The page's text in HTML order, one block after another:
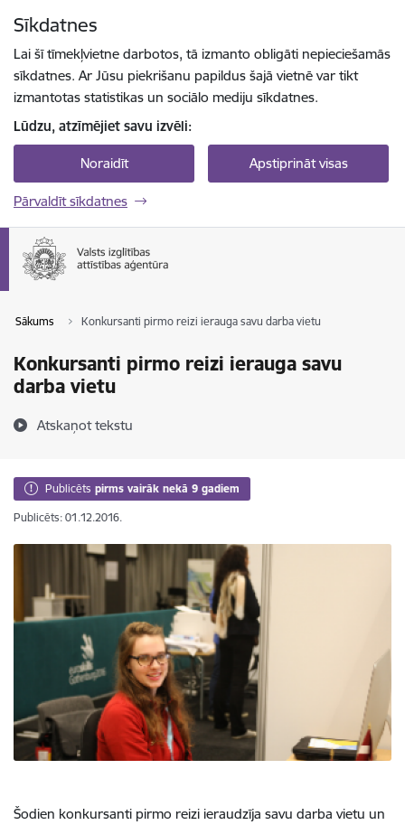
Sīkdatnes
Lai šī tīmekļvietne darbotos, tā izmanto obligāti nepieciešamās
sīkdatnes. Ar Jūsu piekrišanu papildus šajā vietnē var tikt
izmantotas statistikas un sociālo mediju sīkdatnes.
Lūdzu, atzīmējiet savu izvēli:
Noraidīt Apstiprināt visas
Pārvaldīt sīkdatnes
Sākums Konkursanti pirmo reizi ierauga savu darba vietu
Konkursanti pirmo reizi ierauga savu
darba vietu
Atskaņot tekstu
Publicēts pirms vairāk nekā 9 gadiem
Publicēts: 01.12.2016.
Šodien konkursanti pirmo reizi ieraudzīja savu darba vietu un